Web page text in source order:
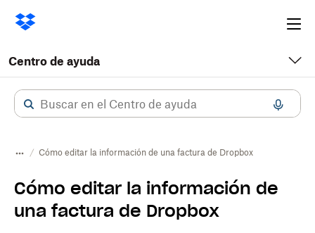
Centro de ayuda
Cómo editar la información de una factura de Dropbox
Cómo editar la información de
una factura de Dropbox